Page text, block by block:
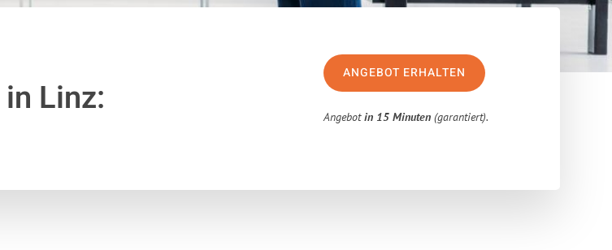
in Linz:
ANGEBOT ERHALTEN
Angebotin 15 Minuten (garantiert).